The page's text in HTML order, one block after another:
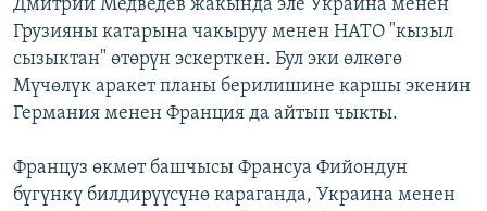
Дмитрий Медведев жакында эле Украина менен
Грузияны катарына чакыруу менен НАТО "кызыл
сызыктан" өтөрүн эскерткен. Бул эки өлкөгө
Мүчөлүк аракет планы берилишине каршы экенин
Германия менен Франция да айтып чыкты.
Француз өкмөт башчысы Франсуа Фийондун
бүгүнкү билдирүүсүнө караганда, Украина менен